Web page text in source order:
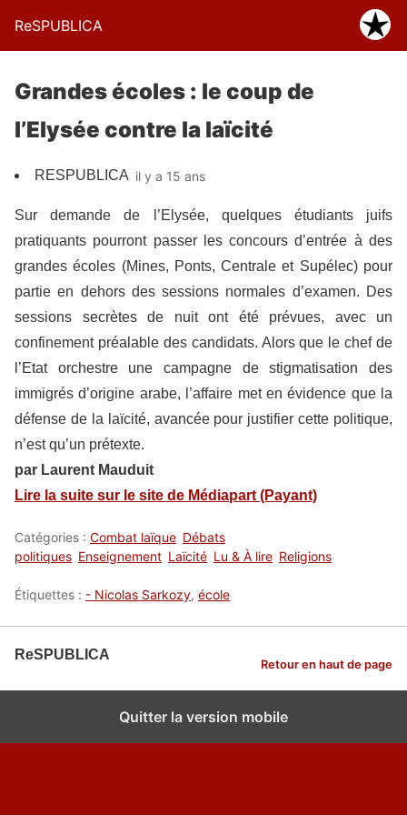
ReSPUBLICA
Grandes écoles : le coup de
l’Elysée contre la laïcité
RESPUBLICA il y a 15 ans
Sur demande de l’Elysée, quelques étudiants juifs
pratiquants pourront passer les concours d’entrée à des
grandes écoles (Mines, Ponts, Centrale et Supélec) pour
partie en dehors des sessions normales d’examen. Des
sessions secrètes de nuit ont été prévues, avec un
confinement préalable des candidats. Alors que le chef de
l’Etat orchestre une campagne de stigmatisation des
immigrés d’origine arabe, l’affaire met en évidence que la
défense de la laïcité, avancée pour justifier cette politique,
n’est qu’un prétexte.
par Laurent Mauduit
Lire la suite sur le site de Médiapart (Payant)
Catégories : Combat laïque Débats
politiques Enseignement Laïcité Lu & À lire Religions
Étiquettes : - Nicolas Sarkozy, école
ReSPUBLICA
Retour en haut de page
Quitter la version mobile